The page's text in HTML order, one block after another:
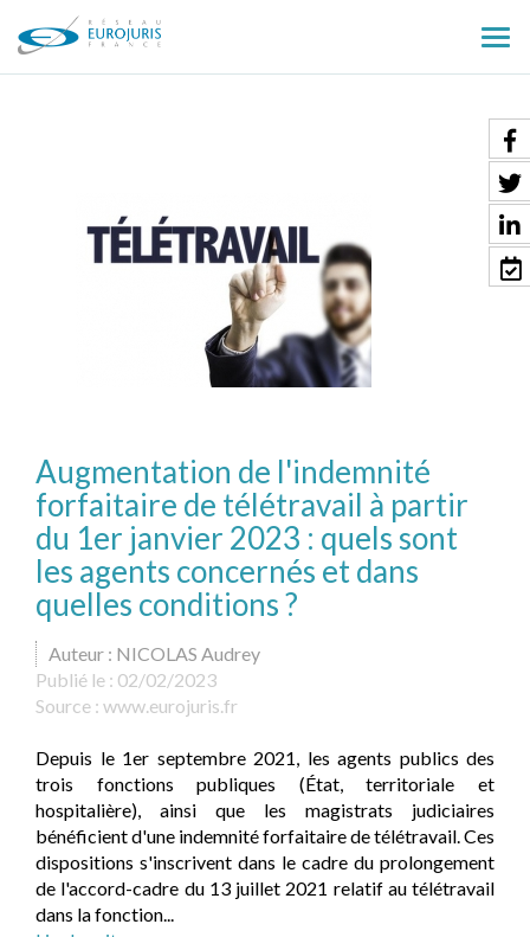
le
Augmentation de l'indemnité
forfaitaire de télétravail à partir
du 1er janvier 2023 : quels sont
les agents concernés et dans
quelles conditions ?
Auteur : NICOLAS Audrey
Publié le : 02/02/2023
Source : www.eurojuris.fr
Depuis le 1er septembre 2021, les agents publics des
trois fonctions publiques (État, territoriale et
hospitalière), ainsi que les magistrats judiciaires
bénéficient d'une indemnité forfaitaire de télétravail. Ces
dispositions s'inscrivent dans le cadre du prolongement
de l'accord-cadre du 13 juillet 2021 relatif au télétravail
dans la fonction...